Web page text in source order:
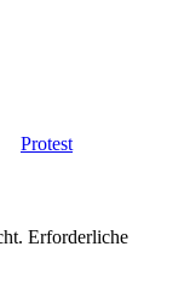
Protest
Erforderliche